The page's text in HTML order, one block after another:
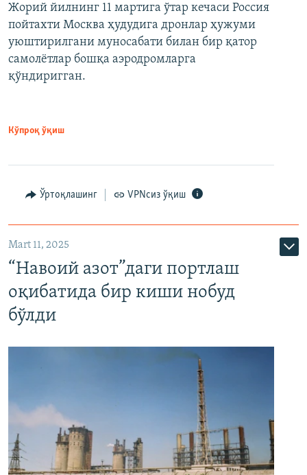
Жорий йилнинг 11 мартига ўтар кечаси Россия
пойтахти Москва ҳудудига дронлар ҳужуми
уюштирилгани муносабати билан бир қатор
самолётлар бошқа аэродромларга
қўндиригган.
Кўпроқ ўқиш
Ўртоқлашинг VPNсиз ўқиш
Mart 11, 2025
“Навоий азот”даги портлаш
оқибатида бир киши нобуд
бўлди